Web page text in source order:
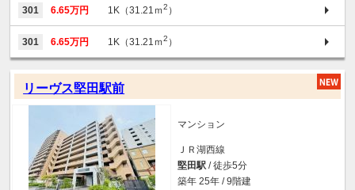
301 6.65万円 1K（31.21ｍ2 ）
301 6.65万円 1K（31.21ｍ2 ）
リーヴス堅田駅前
マンション
ＪＲ湖西線
堅田駅 / 徒歩5分
築年 25年 / 9階建